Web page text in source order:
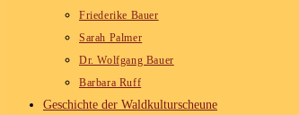
Friederike Bauer
Sarah Palmer
Dr. Wolfgang Bauer
Barbara Ruff
Geschichte der Waldkulturscheune